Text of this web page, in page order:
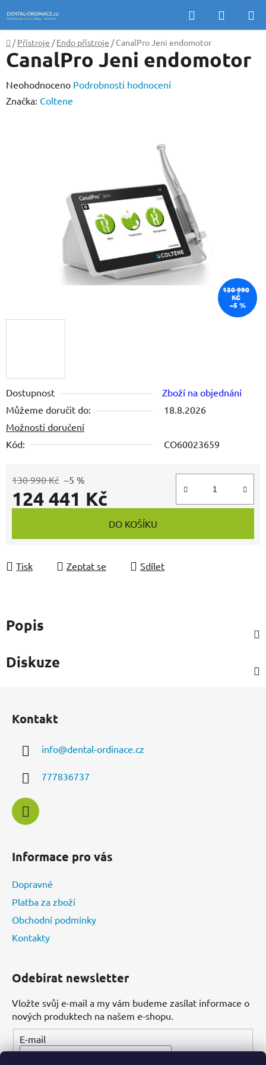
na
obsah
Hledat
KOŠÍK
Domů
/ Přístroje / Endo přístroje / CanalPro Jeni endomotor
Dostupnost
Zboží na objednání
Můžeme doručit do:
18.8.2026
Možnosti doručení
Kód:
CO60023659
130 990 Kč –5 %
124 441 Kč
DO KOŠÍKU
Tisk Zeptat se Sdílet
CanalPro Jeni endomotor
Průměrné
hodnocení
Neohodnoceno Podrobnosti hodnocení
Značka: Coltene
130 990
KČ
–5 %
Popis
Diskuze
Kontakt
info@dental-ordinace.cz
777836737
Informace pro vás
Dopravné
Platba za zboží
Obchodní podmínky
Kontakty
Odebírat newsletter
Vložte svůj e-mail a my vám budeme zasílat informace o
nových produktech na našem e-shopu.
E-mail